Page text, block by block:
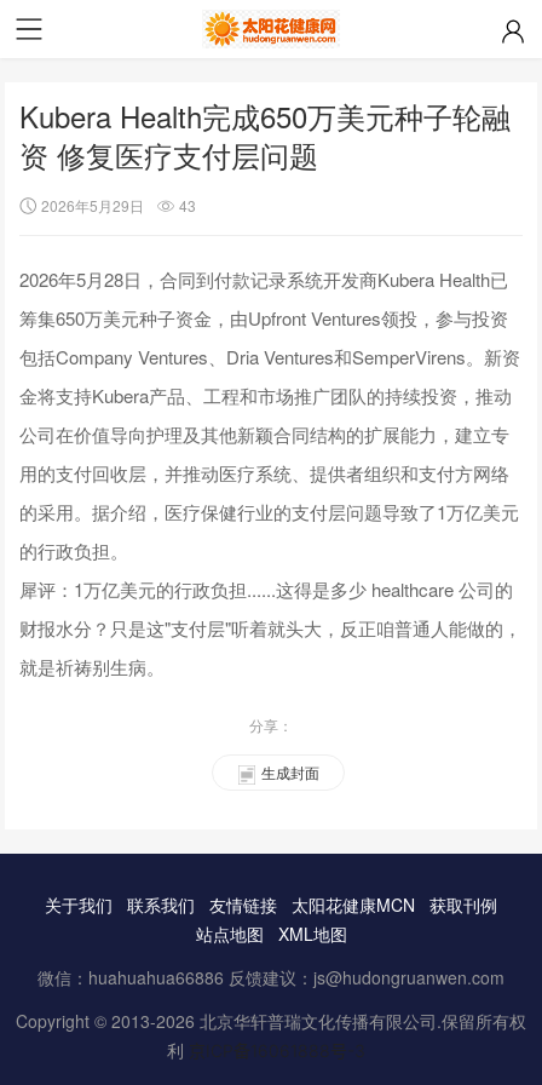
Kubera Health完成650万美元种子轮融
资 修复医疗支付层问题
2026年5月29日 43
2026年5月28日，合同到付款记录系统开发商Kubera Health已
筹集650万美元种子资金，由Upfront Ventures领投，参与投资
包括Company Ventures、Dria Ventures和SemperVirens。新资
金将支持Kubera产品、工程和市场推广团队的持续投资，推动
公司在价值导向护理及其他新颖合同结构的扩展能力，建立专
用的支付回收层，并推动医疗系统、提供者组织和支付方网络
的采用。据介绍，医疗保健行业的支付层问题导致了1万亿美元
的行政负担。
犀评：1万亿美元的行政负担......这得是多少 healthcare 公司的
财报水分？只是这"支付层"听着就头大，反正咱普通人能做的，
就是祈祷别生病。
分享：
生成封面
关于我们 联系我们 友情链接 太阳花健康MCN
获取刊例
站点地图
XML地图
微信：huahuahua66886 反馈建议：js@hudongruanwen.com
Copyright © 2013-2026 北京华轩普瑞文化传播有限公司.保留所有权
利 京ICP备16061888号-3